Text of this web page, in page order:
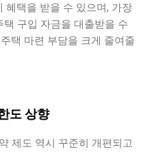
혜택을 받을 수 있으며, 가장
구입 자금을 대출받을 수
택 마련 부담을 크게 줄여줄
도 상향
제도 역시 꾸준히 개편되고